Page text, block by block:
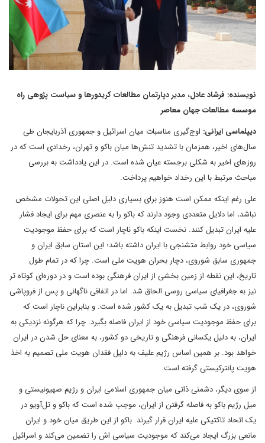
نویسنده: فرشاد عادل، مدیر دپارتمان مطالعات کریدورها و سیاست پژوهی راه
موسسه مطالعات جهان معاصر
دیپلماسی ایرانی: اوج‌گیری مناسبات میان اسرائیل و جمهوری آذربایجان طی
سال‌های اخیر، همزمان با تشدید تنش‌ها میان باکو و تهران، رخدادی است که در
روز‌های اخیر به شکلی برجسته عیان شده است. در این یادداشت به بررسی
مباحث مرتبط با این رخداد خواهیم پرداخت.
علی رغم اینکه ممکن است هنوز برای بسیاری دلیل اصلی این تحولات مشخص
نباشد، اما دلایل متعددی وجود دارند که باکو را به عنصری مهم برای ایجاد فشار
علیه ایران تبدیل کنند. نخست اینکه باکو ناچار است که برای حفظ موجودیت
سیاسی خود روابط متشنجی با ایران داشته باشد؛ این استان سابق ایران و
جمهوری سابق شوروی، دچار بحران هویت ملی است. چرا که در تمام طول
تاریخ، این نقطه از زمین بخشی از ایران فرهنگی بوده است و در دوره‌ای کوتاه تر
نیز به جغرافیای سیاسی روسی الحاق شد. اما در اتفاقی ناگهانی و پس از فروپاشی
شوروی، در یک شب تبدیل به یک کشور شده است. و بنابراین ناچار است که
برای حفظ موجودیت سیاسی خود از ایران فاصله بگیرد. چرا که هرگونه نزدیکی به
ایران، به دلیل یکسانی فرهنگی و تاریخی دو کشور، به معنای حل شدن در ایران
خواهد بود. بر همین اساس رژیم علیف به دلیل فقدان هویت ملی تصمیم به اخذ
هویت پانترکیستی گرفته است.
از سوی دیگر، دشمنی ذاتی میان جمهوری اسلامی ایران و رژیم‌ صهیونیستی و
میل رژیم باکو به فاصله گرفتن از ایران، موجب شده است که باکو و تل‌آویو در
یک اتحاد تاکتیکی علیه ایران قرار گیرند. باکو از این طریق میان خود و ایران
مانعی بزرگ ایجاد می‌کند که موجودیت سیاسی اش را تضمین می‌کند و اسرائیل